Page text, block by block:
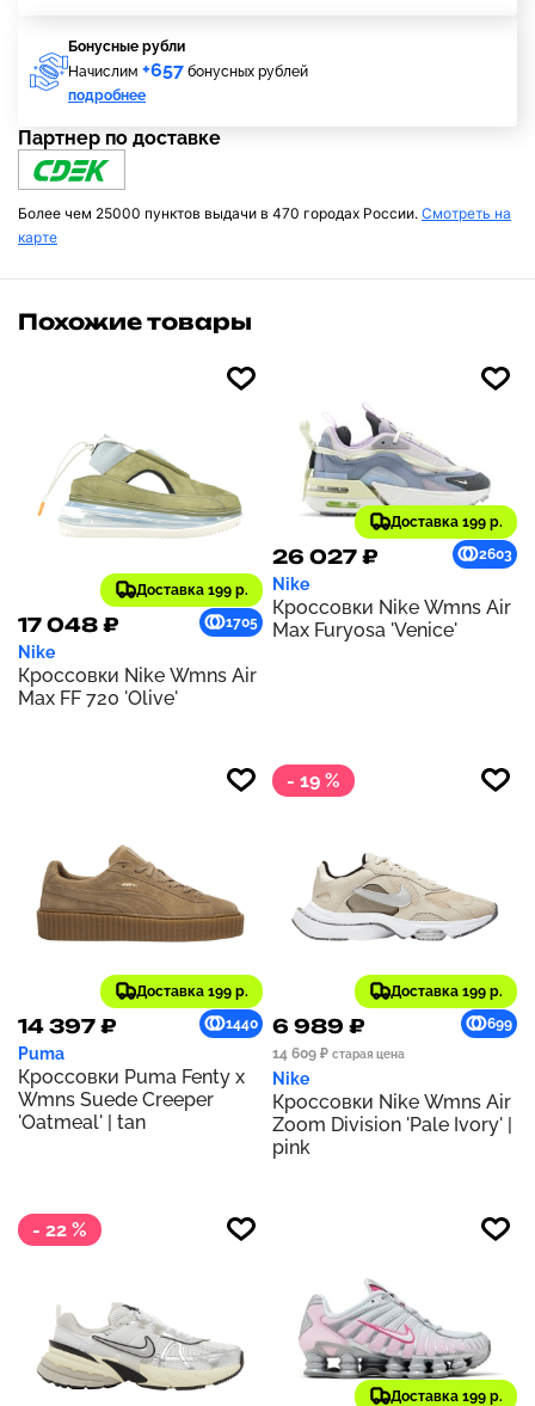
Бонусные рубли
Начислим +657 бонусных рублей
подробнее
Партнер по доставке
Более чем 25000 пунктов выдачи в 470 городах России. Смотреть на
карте
Похожие товары
Доставка 199 р.
17 048 ₽ 1705
Nike
Кроссовки Nike Wmns Air
Max FF 720 'Olive'
Доставка 199 р.
26 027 ₽ 2603
Nike
Кроссовки Nike Wmns Air
Max Furyosa 'Venice'
Доставка 199 р.
14 397 ₽ 1440
Puma
Кроссовки Puma Fenty x
Wmns Suede Creeper
'Oatmeal' | tan
- 19 %
Доставка 199 р.
6 989 ₽
699
14 609 ₽ старая цена
Nike
Кроссовки Nike Wmns Air
Zoom Division 'Pale Ivory' |
pink
- 22 %
Доставка 199 р.